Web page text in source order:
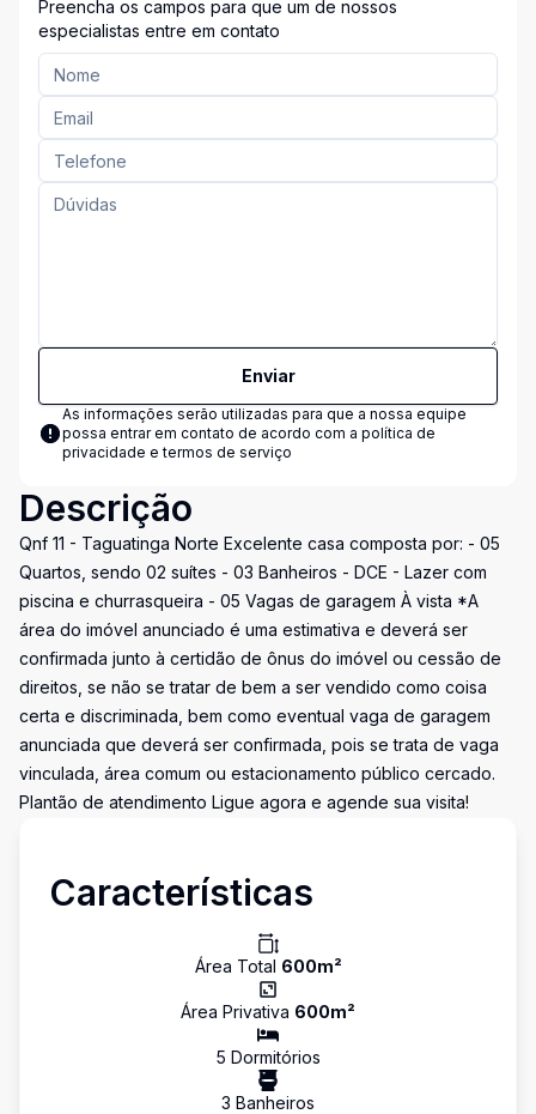
Preencha os campos para que um de nossos
especialistas entre em contato
Enviar
As informações serão utilizadas para que a nossa equipe
possa entrar em contato de acordo com a política de
privacidade e termos de serviço
Descrição
Qnf 11 - Taguatinga Norte Excelente casa composta por: - 05
Quartos, sendo 02 suítes - 03 Banheiros - DCE - Lazer com
piscina e churrasqueira - 05 Vagas de garagem À vista *A
área do imóvel anunciado é uma estimativa e deverá ser
confirmada junto à certidão de ônus do imóvel ou cessão de
direitos, se não se tratar de bem a ser vendido como coisa
certa e discriminada, bem como eventual vaga de garagem
anunciada que deverá ser confirmada, pois se trata de vaga
vinculada, área comum ou estacionamento público cercado.
Plantão de atendimento Ligue agora e agende sua visita!
Características
Área Total 600m²
Área Privativa 600m²
5 Dormitórios
3 Banheiros